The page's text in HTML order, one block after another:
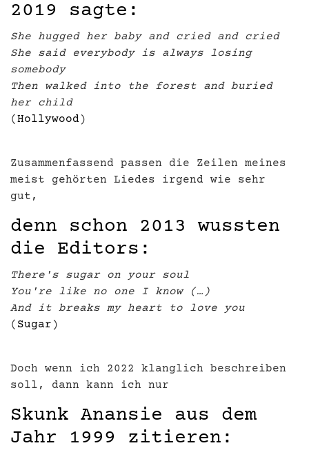
2019 sagte:
She hugged her baby and cried and cried
She said everybody is always losing
somebody
Then walked into the forest and buried
her child
(Hollywood )
Zusammenfassend passen die Zeilen meines
meist gehörten Liedes irgend wie sehr
gut,
denn schon 2013 wussten
die Editors:
There's sugar on your soul
You're like no one I know (…)
And it breaks my heart to love you
( Sugar )
Doch wenn ich 2022 klanglich beschreiben
soll, dann kann ich nur
Skunk Anansie aus dem
Jahr 1999 zitieren: